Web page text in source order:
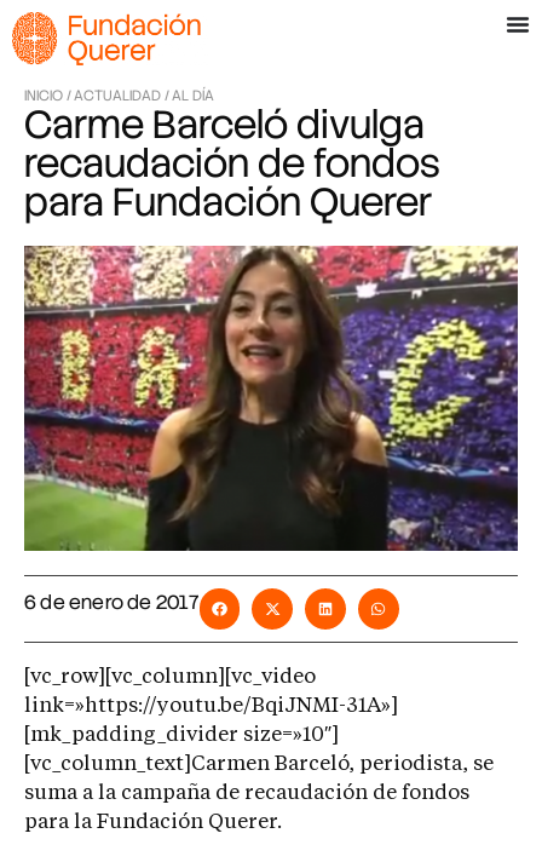
INICIO /ACTUALIDAD /AL DÍA
Carme Barceló divulga
recaudación de fondos
para Fundación Querer
6 de enero de 2017
[vc_row][vc_column][vc_video
link=»https://youtu.be/BqiJNMI-31A»]
[mk_padding_divider size=»10″]
[vc_column_text]Carmen Barceló, periodista, se
suma a la campaña de recaudación de fondos
para la Fundación Querer.